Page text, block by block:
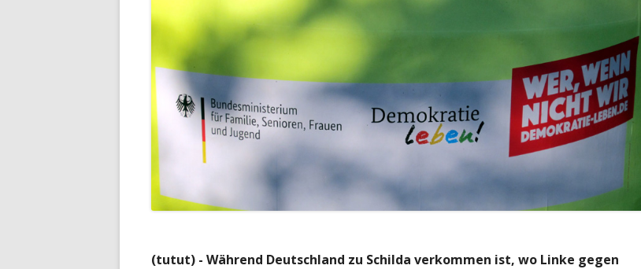
(tutut) - Während Deutschland zu Schilda verkommen ist, wo Linke gegen